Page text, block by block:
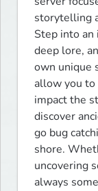
storytelling
Step into
deep lore,
own unique
allow you to
impact the
discover
go bug
shore.
uncovering
always